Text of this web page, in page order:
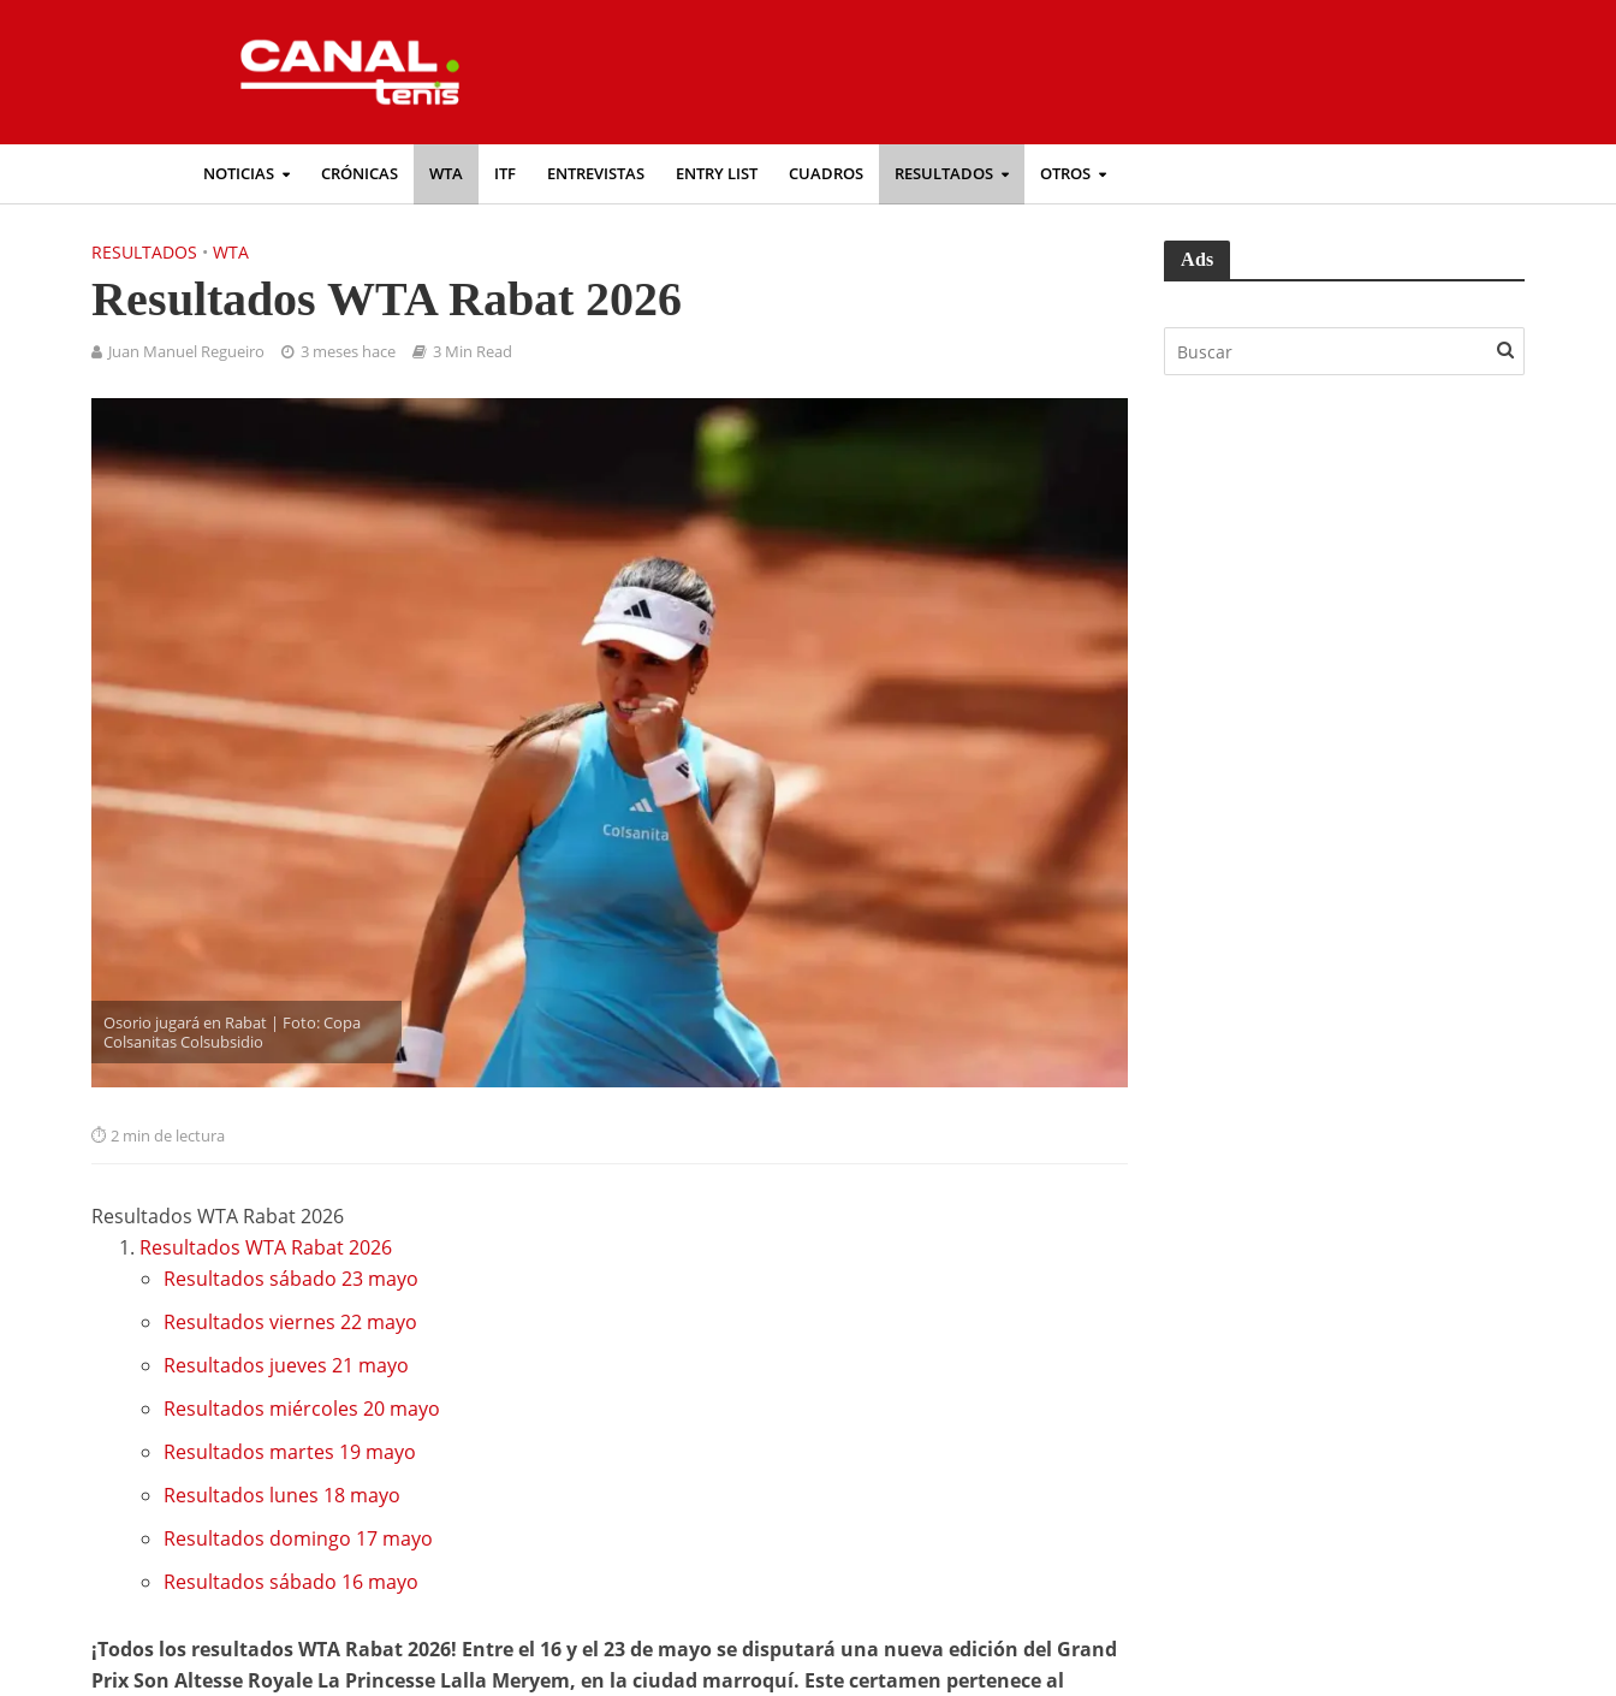
NOTICIAS CRÓNICAS WTA ITF ENTREVISTAS ENTRY LIST CUADROS RESULTADOS OTROS
RESULTADOS • WTA
Resultados WTA Rabat 2026
Juan Manuel Regueiro 3 meses hace 3 Min Read
Osorio jugará en Rabat | Foto: Copa
Colsanitas Colsubsidio
2 min de lectura
Resultados WTA Rabat 2026
Resultados WTA Rabat 2026
Resultados sábado 23 mayo
Resultados viernes 22 mayo
Resultados jueves 21 mayo
Resultados miércoles 20 mayo
Resultados martes 19 mayo
Resultados lunes 18 mayo
Resultados domingo 17 mayo
Resultados sábado 16 mayo
¡Todos los resultados WTA Rabat 2026! Entre el 16 y el 23 de mayo se disputará una nueva edición del Grand
Prix Son Altesse Royale La Princesse Lalla Meryem, en la ciudad marroquí. Este certamen pertenece al
Ads